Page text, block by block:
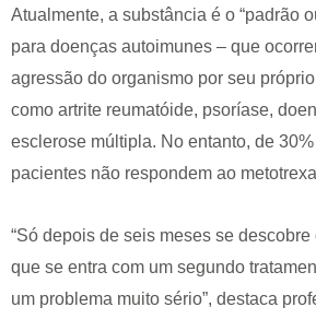
Atualmente, a substância é o “padrão
para doenças autoimunes – que
agressão do organismo por seu
como artrite reumatóide, psoríase,
esclerose múltipla. No entanto, de
pacientes não respondem ao
“Só depois de seis meses se
que se entra com um segundo
um problema muito sério”, destaca